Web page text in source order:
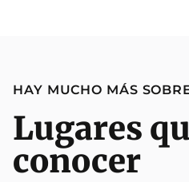
HAY MUCHO MÁS
Lugares
conocer